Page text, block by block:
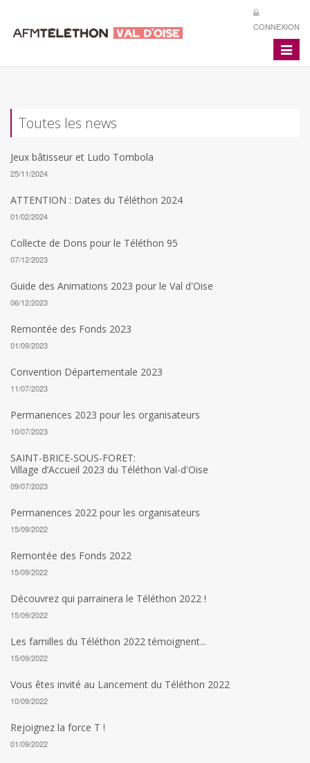
CONNEXION
Toggle
Toutes les news
Jeux bâtisseur et Ludo Tombola
25/11/2024
ATTENTION : Dates du Téléthon 2024
01/02/2024
Collecte de Dons pour le Téléthon 95
07/12/2023
Guide des Animations 2023 pour le Val d'Oise
06/12/2023
Remontée des Fonds 2023
01/09/2023
Convention Départementale 2023
11/07/2023
Permanences 2023 pour les organisateurs
10/07/2023
SAINT-BRICE-SOUS-FORET:
Village d’Accueil 2023 du Téléthon Val-d'Oise
09/07/2023
Permanences 2022 pour les organisateurs
15/09/2022
Remontée des Fonds 2022
15/09/2022
Découvrez qui parrainera le Téléthon 2022 !
15/09/2022
Les familles du Téléthon 2022 témoignent...
15/09/2022
Vous êtes invité au Lancement du Téléthon 2022
10/09/2022
Rejoignez la force T !
01/09/2022